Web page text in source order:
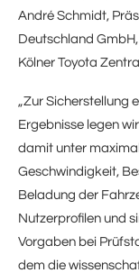
André Schmidt,
Deutschland
Kölner Toyota
„Zur Sicherstellung
Ergebnisse legen
damit unter
Geschwindigkeit,
Beladung der
Nutzerprofilen und
Vorgaben bei
dem die